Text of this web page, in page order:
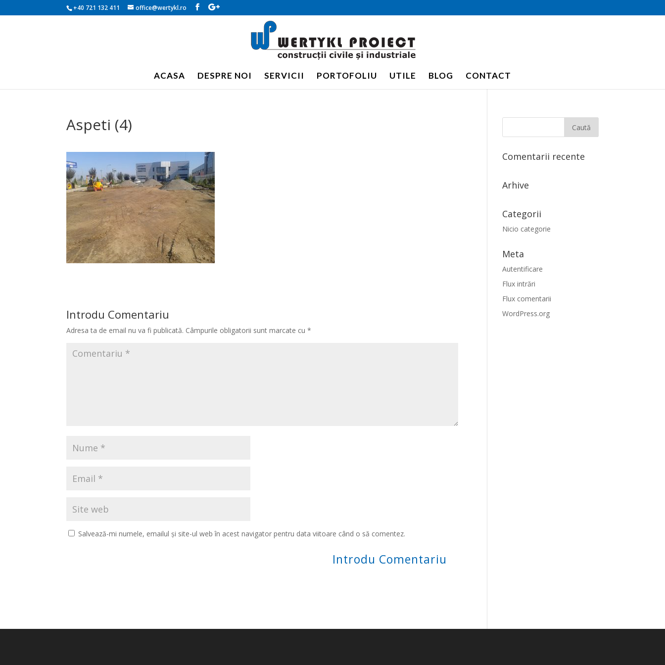
+40 721 132 411 office@wertykl.ro
ACASA DESPRE NOI SERVICII PORTOFOLIU UTILE BLOG CONTACT
Aspeti (4)
Introdu Comentariu
Adresa ta de email nu va fi publicată. Câmpurile obligatorii sunt marcate cu*
Salvează-mi numele, emailul și site-ul web în acest navigator pentru data viitoare când o să comentez.
Comentarii recente
Arhive
Categorii
Nicio categorie
Meta
Autentificare
Flux intrări
Flux comentarii
WordPress.org